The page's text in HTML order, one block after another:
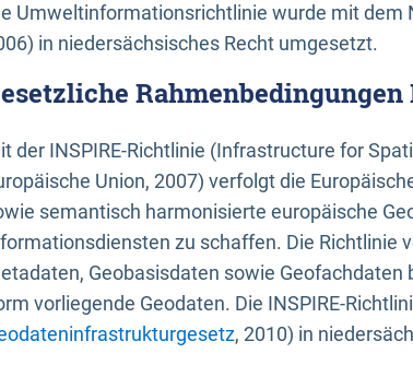
Umweltinformationsrichtlinie wurde mit dem
in niedersächsisches Recht umgesetzt.
der INSPIRE-Richtlinie (Infrastructure for
Union, 2007) verfolgt die
semantisch harmonisierte europäische
zu schaffen. Die
Geobasisdaten sowie
vorliegende Geodaten. Die INSPIRE-
, 2010) in